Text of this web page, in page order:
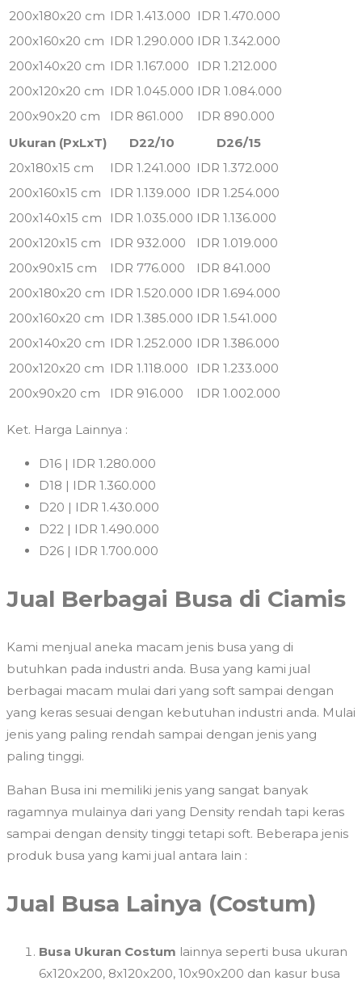
200x180x20 cm IDR 1.413.000 IDR 1.470.000
200x160x20 cm IDR 1.290.000 IDR 1.342.000
200x140x20 cm IDR 1.167.000
IDR 1.212.000
200x120x20 cm IDR 1.045.000 IDR 1.084.000
200x90x20 cm
IDR 861.000
IDR 890.000
Ukuran (PxLxT)
D22/10
D26/15
20x180x15 cm
IDR 1.241.000 IDR 1.372.000
200x160x15 cm
IDR 1.139.000 IDR 1.254.000
200x140x15 cm
IDR 1.035.000 IDR 1.136.000
200x120x15 cm
IDR 932.000
IDR 1.019.000
200x90x15 cm
IDR 776.000
IDR 841.000
200x180x20 cm IDR 1.520.000 IDR 1.694.000
200x160x20 cm IDR 1.385.000 IDR 1.541.000
200x140x20 cm IDR 1.252.000 IDR 1.386.000
200x120x20 cm IDR 1.118.000
IDR 1.233.000
200x90x20 cm
IDR 916.000 IDR 1.002.000
Ket. Harga Lainnya :
D16 | IDR 1.280.000
D18 | IDR 1.360.000
D20 | IDR 1.430.000
D22 | IDR 1.490.000
D26 | IDR 1.700.000
Jual Berbagai Busa di Ciamis
Kami menjual aneka macam jenis busa yang di
butuhkan pada industri anda. Busa yang kami jual
berbagai macam mulai dari yang soft sampai dengan
yang keras sesuai dengan kebutuhan industri anda. Mulai
jenis yang paling rendah sampai dengan jenis yang
paling tinggi.
Bahan Busa ini memiliki jenis yang sangat banyak
ragamnya mulainya dari yang Density rendah tapi keras
sampai dengan density tinggi tetapi soft. Beberapa jenis
produk busa yang kami jual antara lain :
Jual Busa Lainya (Costum)
Busa Ukuran Costum lainnya seperti busa ukuran
6x120x200, 8x120x200, 10x90x200 dan kasur busa